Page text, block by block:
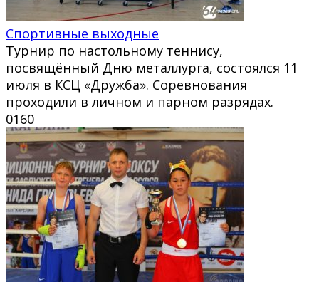
Спортивные выходные
Турнир по настольному теннису,
посвящённый Дню металлурга, состоялся 11
июля в КСЦ «Дружба». Соревнования
проходили в личном и парном разрядах.
0160